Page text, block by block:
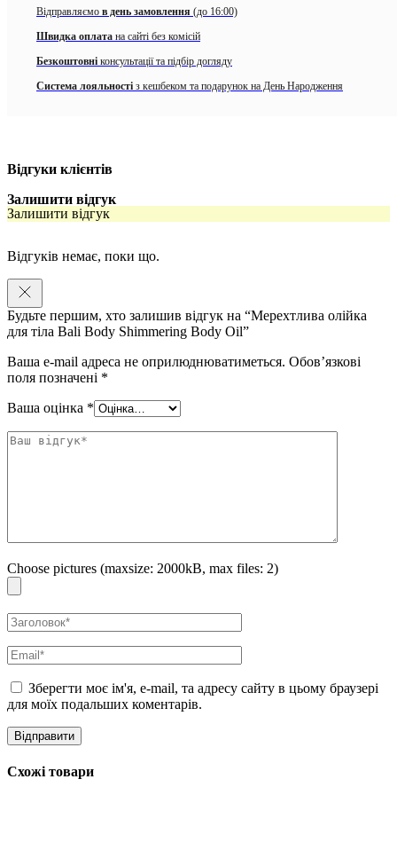
це чарівне сяюче масло Bali Body ідеально підходить для
вечірнього виходу
До складу входить кокосове масло, масло жожоба, масло з
виноградних кісточок, мерехтливий пил (слюда).
шкіри нанесіть відразу після душу і зачекайте 5 хвилин, щоб масло
вбралося та висохло.
Насолоджуйтесь в будь-який час дня і ночі розкішною сяючою
Компанія Bali Body виготовляє 100% веганські продукти, що
Об’єм:
Відправляємо в день замовлення (до 16:00)
Швидка оплата на сайті без комісій
Безкоштовні консультації та підбір догляду
Система лояльності з кешбеком та подарунок на День Народження
Відгуки клієнтів
Залишити відгук
Залишити відгук
Відгуків немає, поки що.
Будьте першим, хто залишив відгук на “Мерехтлива олійка
для тіла Bali Body Shimmering Body Oil”
Ваша e-mail адреса не оприлюднюватиметься. Обов’язкові
поля позначені *
Ваша оцінка *
Choose pictures (maxsize: 2000kB, max files: 2)
Зберегти моє ім'я, e-mail, та адресу сайту в цьому браузері
для моїх подальших коментарів.
Схожі товари